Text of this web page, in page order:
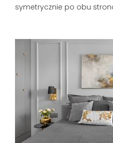
symetrycznie po obu